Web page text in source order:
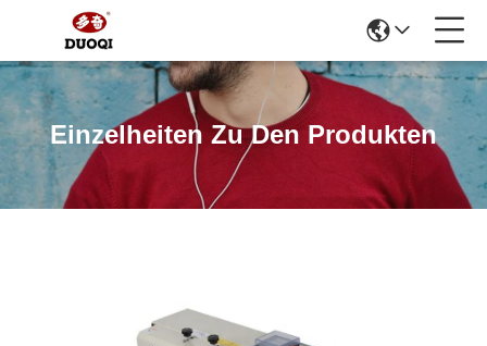
Einzelheiten Zu Den Produkten